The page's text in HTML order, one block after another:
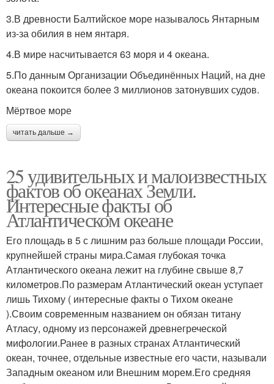
3.В древности Балтийское море называлось Янтарным
из-за обилия в нем янтаря.
4.В мире насчитывается 63 моря и 4 океана.
5.По данным Организации Объединённых Наций, на дне
океана покоится более 3 миллионов затонувших судов.
Мёртвое море
читать дальше →
25 удивительных и малоизвестных
фактов об океанах Земли.
Интересные факты об
Атлантическом океане
Его площадь в 5 с лишним раз больше площади России,
крупнейшей страны мира.Самая глубокая точка
Атлантического океана лежит на глубине свыше 8,7
километров.По размерам Атлантический океан уступает
лишь Тихому ( интересные факты о Тихом океане
).Своим современным названием он обязан титану
Атласу, одному из персонажей древнегреческой
мифологии.Ранее в разных странах Атлантический
океан, точнее, отдельные известные его части, называли
Западным океаном или Внешним морем.Его средняя